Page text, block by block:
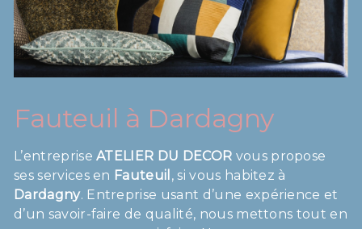
Fauteuil à Dardagny
L’entrepriseATELIER DU DECOR vous propose
ses services en Fauteuil , si vous habitez à
Dardagny. Entreprise usant d’une expérience et
d’un savoir-faire de qualité, nous mettons tout en